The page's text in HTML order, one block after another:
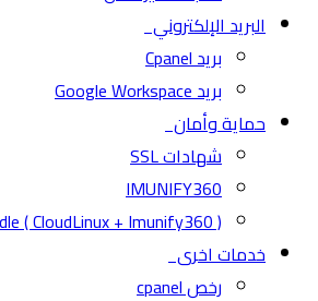
البريد الإلكتروني
بريد Cpanel
بريد Google Workspace
حماية وأمان
شهادات SSL
IMUNIFY360
( CloudLinux + Imunify360 ) Bundle
خدمات اخرى
رخص cpanel